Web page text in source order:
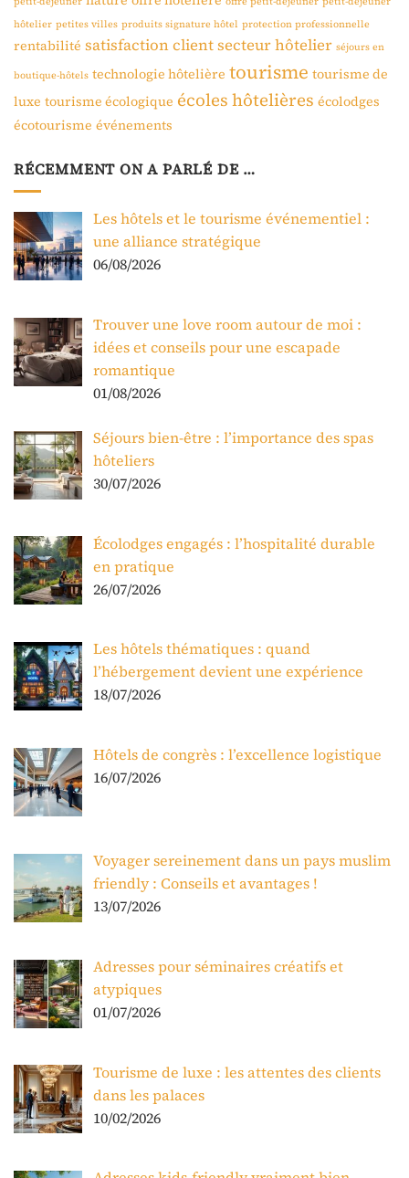
hôtelier petites villes produits signature hôtel protection professionnelle
rentabilité satisfaction clientsecteur hôtelier séjours en
boutique-hôtels technologie hôtelière tourisme tourisme de
luxe tourisme écologique écoles hôtelières écolodges
écotourisme événements
RÉCEMMENT ON A PARLÉ DE …
Les hôtels et le tourisme événementiel :
une alliance stratégique
06/08/2026
Trouver une love room autour de moi :
idées et conseils pour une escapade
romantique
01/08/2026
Séjours bien-être : l’importance des spas
hôteliers
30/07/2026
Écolodges engagés : l’hospitalité durable
en pratique
26/07/2026
Les hôtels thématiques : quand
l’hébergement devient une expérience
18/07/2026
Hôtels de congrès : l’excellence logistique
16/07/2026
Voyager sereinement dans un pays muslim
friendly : Conseils et avantages !
13/07/2026
Adresses pour séminaires créatifs et
atypiques
01/07/2026
Tourisme de luxe : les attentes des clients
dans les palaces
10/02/2026